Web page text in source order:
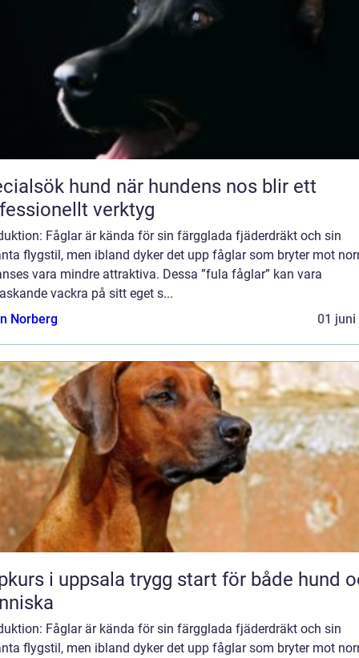
hund när hundens nos blir ett
verktyg
Fåglar är kända för sin färgglada fjäderdräkt och sin
flygstil, men ibland dyker det upp fåglar som bryter mot
vara mindre attraktiva. Dessa ”fula fåglar” kan vara
vackra på sitt eget s...
Norberg
01 juni
uppsala trygg start för både hund och
Fåglar är kända för sin färgglada fjäderdräkt och sin
flygstil, men ibland dyker det upp fåglar som bryter mot